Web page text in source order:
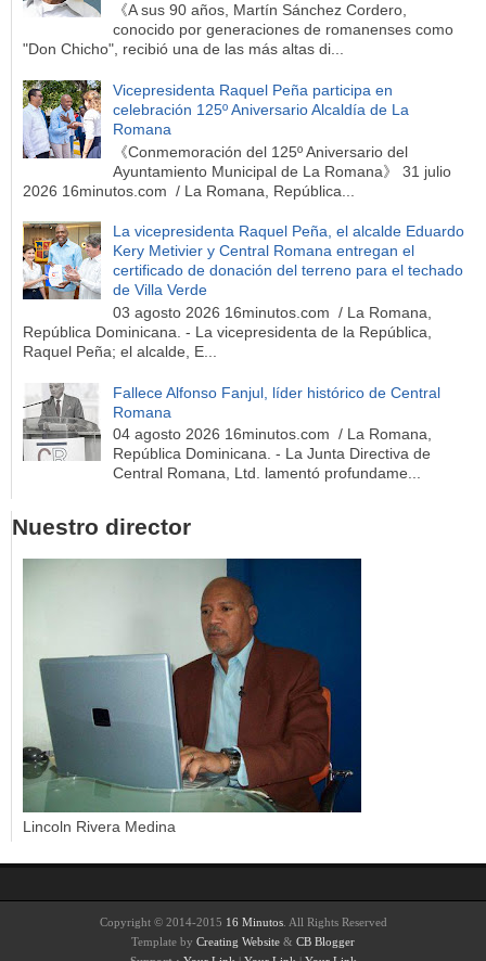
《A sus 90 años, Martín Sánchez Cordero,
conocido por generaciones de romanenses como
"Don Chicho", recibió una de las más altas di...
Vicepresidenta Raquel Peña participa en
celebración 125º Aniversario Alcaldía de La
Romana
《Conmemoración del 125º Aniversario del
Ayuntamiento Municipal de La Romana》 31 julio
2026 16minutos.com / La Romana, República...
La vicepresidenta Raquel Peña, el alcalde Eduardo
Kery Metivier y Central Romana entregan el
certificado de donación del terreno para el techado
de Villa Verde
03 agosto 2026 16minutos.com / La Romana,
República Dominicana. - La vicepresidenta de la República,
Raquel Peña; el alcalde, E...
Fallece Alfonso Fanjul, líder histórico de Central
Romana
04 agosto 2026 16minutos.com / La Romana,
República Dominicana. - La Junta Directiva de
Central Romana, Ltd. lamentó profundame...
Nuestro director
Lincoln Rivera Medina
Copyright © 2014-2015 16 Minutos. All Rights Reserved
Template by Creating Website & CB Blogger